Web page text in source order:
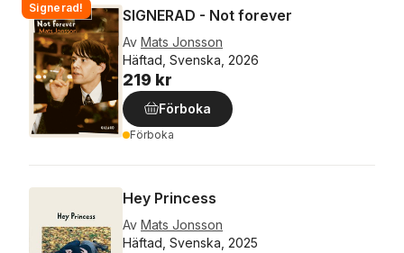
Signerad! SIGNERAD - Not forever
Av Mats Jonsson
Häftad, Svenska, 2026
219 kr
Förboka
Förboka
Hey Princess
Av Mats Jonsson
Häftad, Svenska, 2025